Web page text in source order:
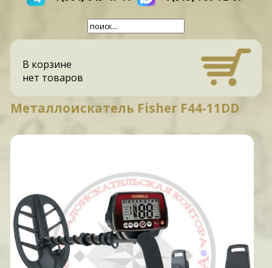
В корзине
нет товаров
Металлоискатель Fisher F44-11DD